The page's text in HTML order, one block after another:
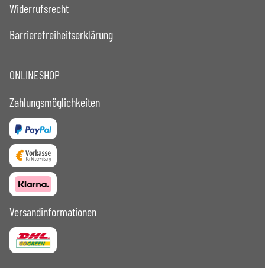
Widerrufsrecht
Barrierefreiheitserklärung
ONLINESHOP
Zahlungsmöglichkeiten
Versandinformationen